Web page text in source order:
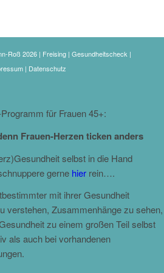
Roß 2026 | Freising | Gesundheitscheck |
| Datenschutz
für Frauen 45+:
Frauen-Herzen ticken anders
selbst in die Hand
gerne hier rein….
mit ihrer Gesundheit
verstehen, Zusammenhänge zu sehen,
zu einem großen Teil selbst
als auch bei vorhandenen